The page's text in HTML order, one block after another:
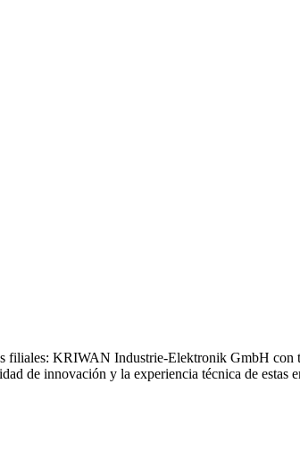
KRIWAN Industrie-Elektronik GmbH con
de innovación y la experiencia técnica de estas